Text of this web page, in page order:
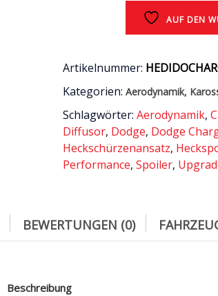
2011
2014
Menge
AUF DEN
Artikelnummer:
Kategorien:Aerodynamik,
Schlagwörter:Aerodynamik,
Diffusor, Dodge, Dodge
Heckschürzenansatz,
Performance,Spoiler,
BEWERTUNGEN (0)
Beschreibung